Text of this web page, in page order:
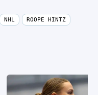
NHL ROOPE HINTZ